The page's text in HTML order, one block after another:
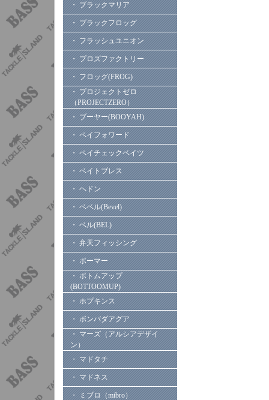
・ ブラックマリア
・ ブラックフロッグ
・ フラッシュユニオン
・ プロズファクトリー
・ フロッグ(FROG)
・ プロジェクトゼロ
（PROJECTZERO）
・ ブーヤー(BOOYAH)
・ ペイフォワード
・ ペイチェックベイツ
・ ベイトブレス
・ ヘドン
・ ベベル(Bevel)
・ ベル(BEL)
・ 弁天フィッシング
・ ボーマー
・ ボトムアップ
(BOTTOOMUP)
・ ホプキンス
・ ボンバダアグア
・ マーズ（アルシアデザイ
ン）
・ マドタチ
・ マドネス
・ ミブロ（mibro）